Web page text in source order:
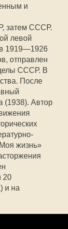
и
затем СССР.
левой
1919—1926
отправлен
СССР. В
После
(1938). Автор
жизнь»
20
и на